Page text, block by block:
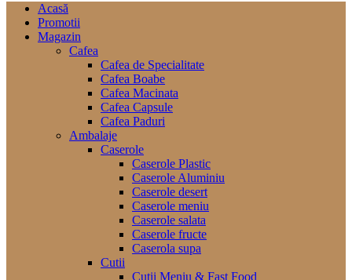
Acasă
Promotii
Magazin
Cafea
Cafea de Specialitate
Cafea Boabe
Cafea Macinata
Cafea Capsule
Cafea Paduri
Ambalaje
Caserole
Caserole Plastic
Caserole Aluminiu
Caserole desert
Caserole meniu
Caserole salata
Caserole fructe
Caserola supa
Cutii
Cutii Meniu & Fast Food